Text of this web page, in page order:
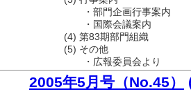
・部門企画行事案内
・国際会議案内
(4) 第83期部門組織
(5) その他
・広報委員会より
2005年5月号（No.45）